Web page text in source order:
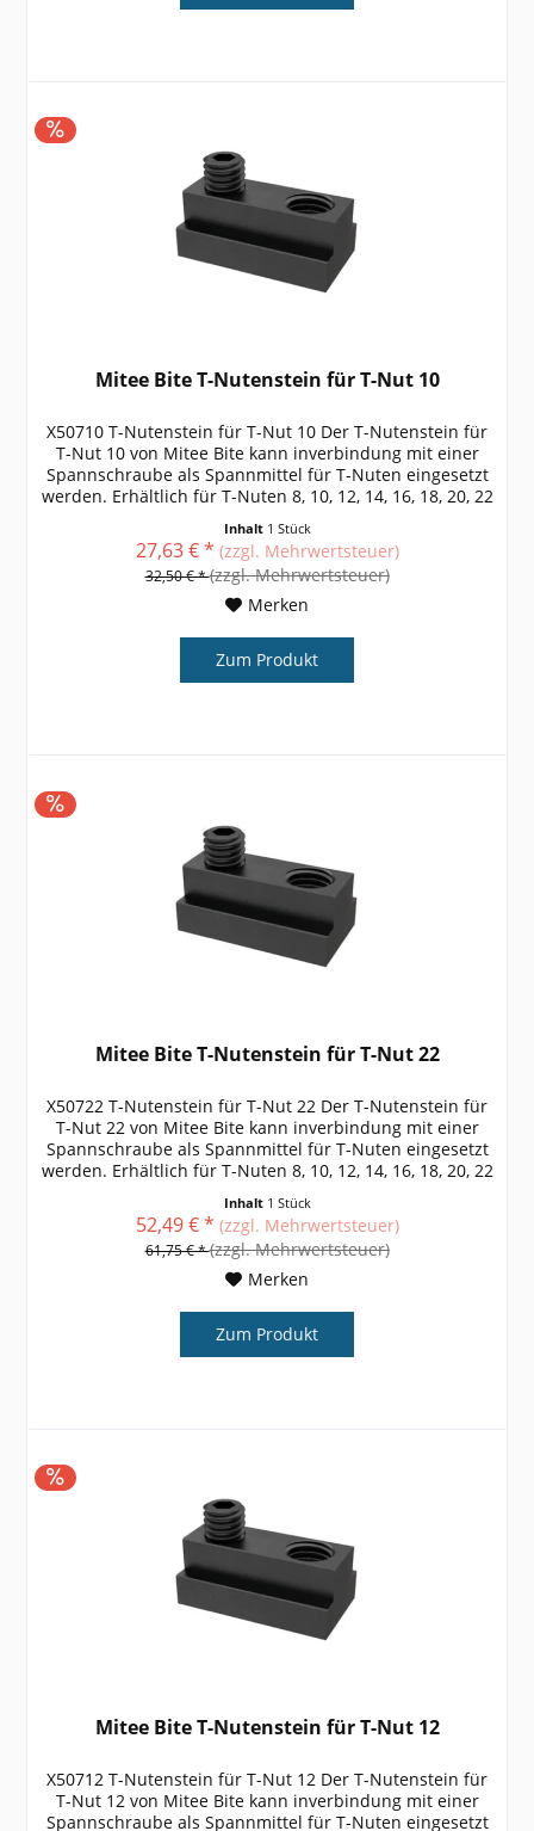
Mitee Bite T-Nutenstein für T-Nut 10
X50710 T-Nutenstein für T-Nut 10 Der T-Nutenstein für
T-Nut 10 von Mitee Bite kann inverbindung mit einer
Spannschraube als Spannmittel für T-Nuten eingesetzt
werden. Erhältlich für T-Nuten 8, 10, 12, 14, 16, 18, 20, 22
Inhalt 1 Stück
27,63 € * (zzgl. Mehrwertsteuer)
32,50 € *(zzgl. Mehrwertsteuer)
Merken
Zum Produkt
Mitee Bite T-Nutenstein für T-Nut 22
X50722 T-Nutenstein für T-Nut 22 Der T-Nutenstein für
T-Nut 22 von Mitee Bite kann inverbindung mit einer
Spannschraube als Spannmittel für T-Nuten eingesetzt
werden. Erhältlich für T-Nuten 8, 10, 12, 14, 16, 18, 20, 22
Inhalt 1 Stück
52,49 € * (zzgl. Mehrwertsteuer)
61,75 € *(zzgl. Mehrwertsteuer)
Merken
Zum Produkt
Mitee Bite T-Nutenstein für T-Nut 12
X50712 T-Nutenstein für T-Nut 12 Der T-Nutenstein für
T-Nut 12 von Mitee Bite kann inverbindung mit einer
Spannschraube als Spannmittel für T-Nuten eingesetzt